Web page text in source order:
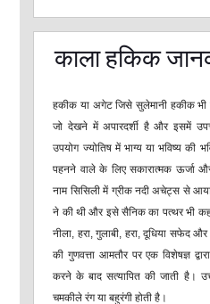
काला हकिक
हकीक या अगेट जिसे सुलेमानी हकीक भी
जो देखने में अपारदर्शी है और इसमें
उपयोग ज्योतिष में भाग्य या भविष्य की
पहनने वाले के लिए सकारात्मक ऊर्जा
नाम सिसिली में ग्रीक नदी अचेट्स से
ने की थी और इसे सैनिक का पत्थर भी
नीला, हरा, गुलाबी, हरा, दूधिया सफेद
की गुणवत्ता आमतौर पर एक विशेषज्ञ
करने के बाद सत्यापित की जाती है।
चमकीले रंग या बहुरंगी होती है।